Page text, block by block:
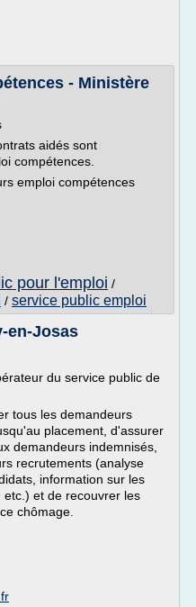
- Ministère
aidés sont
compétences.
emploi compétences
pour l'emploi /
/ service public emploi
en-Josas
du service public de
tous les demandeurs
placement, d'assurer
demandeurs indemnisés,
recrutements (analyse
information sur les
et de recouvrer les
chômage.